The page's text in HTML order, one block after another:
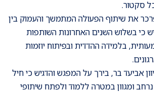
סקטור.
את שיתוף הפעולה המתמשך והעמוק בין
כי בשלוש השנים האחרונות השותפות
בלמידה ההדדית ובפיתוח יוזמות
אביעד בר, בירך על המפגש והדגיש כי חיל
ומגוון במטרה ללמוד ולפתח שיתופי